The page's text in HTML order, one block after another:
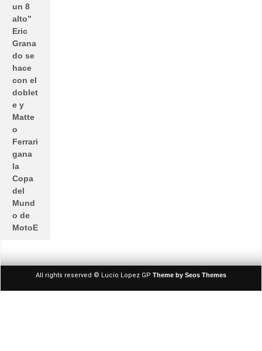
un 8
alto”
Eric
Grana
do se
hace
con el
doblet
e y
Matte
o
Ferrari
gana
la
Copa
del
Mund
o de
MotoE
All rights reserved © Lucio Lopez GP Theme by Seos Themes